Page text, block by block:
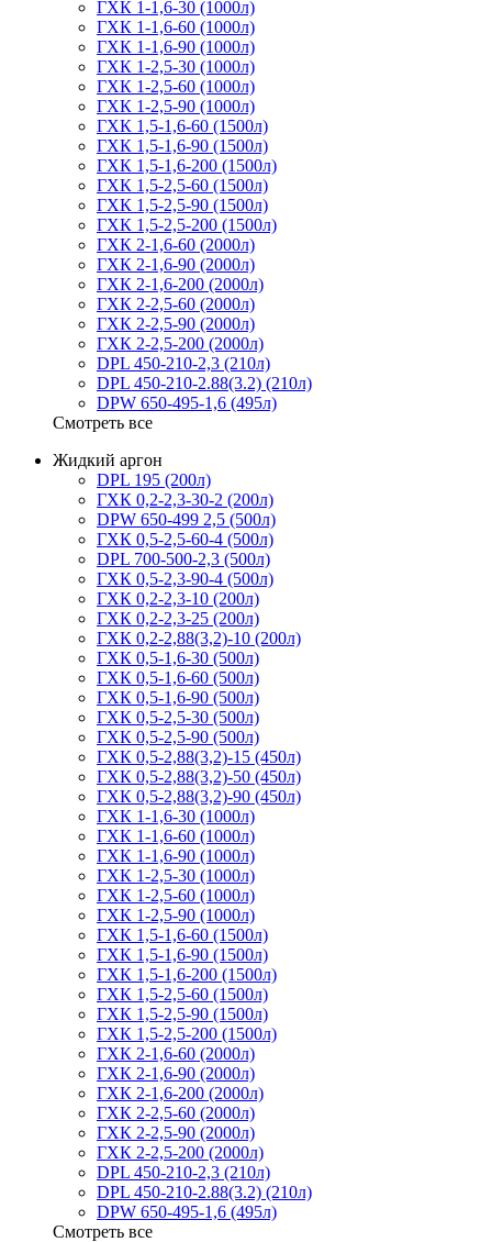
ГХК 1-1,6-30 (1000л)
ГХК 1-1,6-60 (1000л)
ГХК 1-1,6-90 (1000л)
ГХК 1-2,5-30 (1000л)
ГХК 1-2,5-60 (1000л)
ГХК 1-2,5-90 (1000л)
ГХК 1,5-1,6-60 (1500л)
ГХК 1,5-1,6-90 (1500л)
ГХК 1,5-1,6-200 (1500л)
ГХК 1,5-2,5-60 (1500л)
ГХК 1,5-2,5-90 (1500л)
ГХК 1,5-2,5-200 (1500л)
ГХК 2-1,6-60 (2000л)
ГХК 2-1,6-90 (2000л)
ГХК 2-1,6-200 (2000л)
ГХК 2-2,5-60 (2000л)
ГХК 2-2,5-90 (2000л)
ГХК 2-2,5-200 (2000л)
DPL 450-210-2,3 (210л)
DPL 450-210-2.88(3.2) (210л)
DPW 650-495-1,6 (495л)
Смотреть все
Жидкий аргон
DPL 195 (200л)
ГХК 0,2-2,3-30-2 (200л)
DPW 650-499 2,5 (500л)
ГХК 0,5-2,5-60-4 (500л)
DPL 700-500-2,3 (500л)
ГХК 0,5-2,3-90-4 (500л)
ГХК 0,2-2,3-10 (200л)
ГХК 0,2-2,3-25 (200л)
ГХК 0,2-2,88(3,2)-10 (200л)
ГХК 0,5-1,6-30 (500л)
ГХК 0,5-1,6-60 (500л)
ГХК 0,5-1,6-90 (500л)
ГХК 0,5-2,5-30 (500л)
ГХК 0,5-2,5-90 (500л)
ГХК 0,5-2,88(3,2)-15 (450л)
ГХК 0,5-2,88(3,2)-50 (450л)
ГХК 0,5-2,88(3,2)-90 (450л)
ГХК 1-1,6-30 (1000л)
ГХК 1-1,6-60 (1000л)
ГХК 1-1,6-90 (1000л)
ГХК 1-2,5-30 (1000л)
ГХК 1-2,5-60 (1000л)
ГХК 1-2,5-90 (1000л)
ГХК 1,5-1,6-60 (1500л)
ГХК 1,5-1,6-90 (1500л)
ГХК 1,5-1,6-200 (1500л)
ГХК 1,5-2,5-60 (1500л)
ГХК 1,5-2,5-90 (1500л)
ГХК 1,5-2,5-200 (1500л)
ГХК 2-1,6-60 (2000л)
ГХК 2-1,6-90 (2000л)
ГХК 2-1,6-200 (2000л)
ГХК 2-2,5-60 (2000л)
ГХК 2-2,5-90 (2000л)
ГХК 2-2,5-200 (2000л)
DPL 450-210-2,3 (210л)
DPL 450-210-2.88(3.2) (210л)
DPW 650-495-1,6 (495л)
Смотреть все